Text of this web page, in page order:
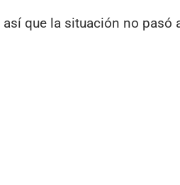
así que la situación no pasó